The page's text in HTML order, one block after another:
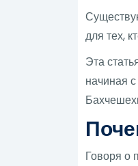
для тех,
Эта
начиная
Говоря о